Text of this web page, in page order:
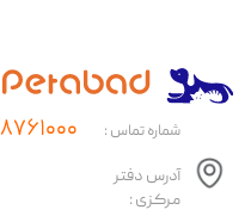
آدرس دفتر
مرکزی :
شماره تماس : ۰۲۱-